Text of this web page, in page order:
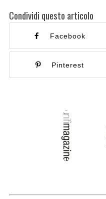
Condividi questo articolo
Facebook
Pinterest